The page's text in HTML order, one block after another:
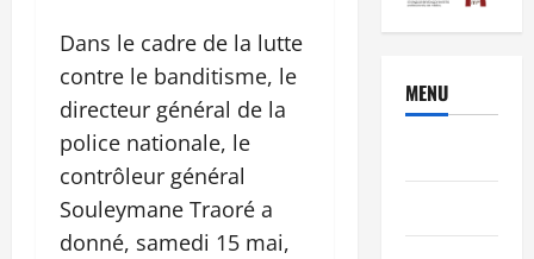
Dans le cadre de la lutte
contre le banditisme, le
directeur général de la
police nationale, le
contrôleur général
Souleymane Traoré a
donné, samedi 15 mai,
MENU